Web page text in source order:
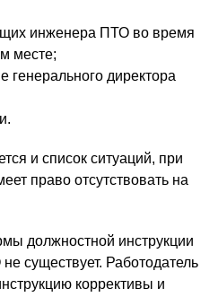
инженера ПТО во время
месте;
генерального директора
и список ситуаций, при
право отсутствовать на
должностной инструкции
существует. Работодатель
коррективы и